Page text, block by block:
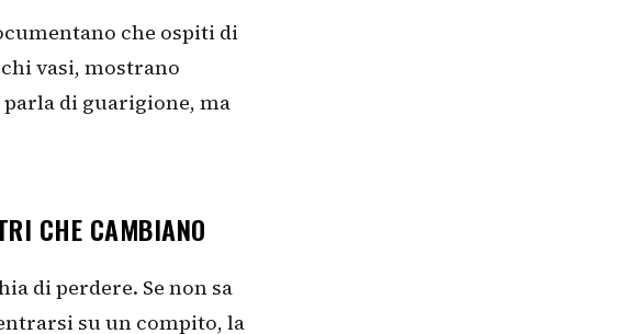
che ospiti di
vasi, mostrano
di guarigione, ma
CHE CAMBIANO
di perdere. Se non sa
su un compito, la